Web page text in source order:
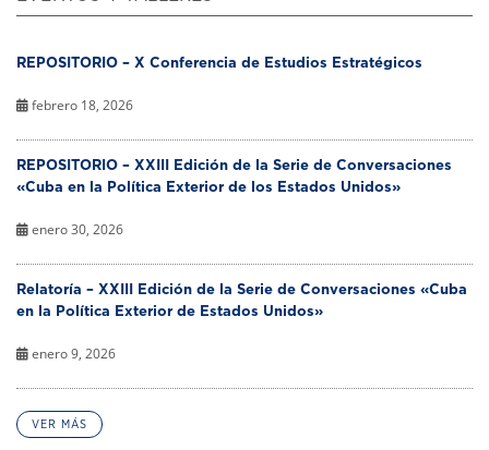
REPOSITORIO – X Conferencia de Estudios Estratégicos
febrero 18, 2026
REPOSITORIO – XXIII Edición de la Serie de Conversaciones
«Cuba en la Política Exterior de los Estados Unidos»
enero 30, 2026
Relatoría – XXIII Edición de la Serie de Conversaciones «Cuba
en la Política Exterior de Estados Unidos»
enero 9, 2026
VER MÁS